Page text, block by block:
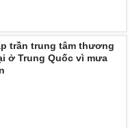
trần trung tâm thương
ở Trung Quốc vì mưa